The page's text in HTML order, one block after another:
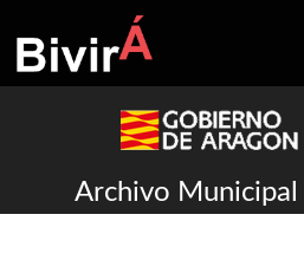
to
content
Archivo Municipal